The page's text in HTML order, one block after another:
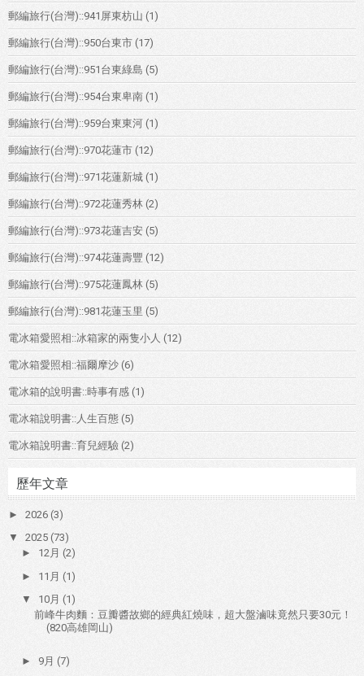
郵編旅行(台灣)::941屏東枋山 (1)
郵編旅行(台灣)::950台東市 (17)
郵編旅行(台灣)::951台東綠島 (5)
郵編旅行(台灣)::954台東卑南 (1)
郵編旅行(台灣)::959台東東河 (1)
郵編旅行(台灣)::970花蓮市 (12)
郵編旅行(台灣)::971花蓮新城 (1)
郵編旅行(台灣)::972花蓮秀林 (2)
郵編旅行(台灣)::973花蓮吉安 (5)
郵編旅行(台灣)::974花蓮壽豐 (12)
郵編旅行(台灣)::975花蓮鳳林 (5)
郵編旅行(台灣)::981花蓮玉里 (5)
電冰箱愛照相::冰箱家的兩隻小人 (12)
電冰箱愛照相::福爾摩沙 (6)
電冰箱的說明書::時事有感 (1)
電冰箱說明書::人生百態 (5)
電冰箱說明書::育兒經驗 (2)
歷年文章
► 2026 (3)
▼ 2025 (73)
► 12月 (2)
► 11月 (1)
▼ 10月 (1)
前峰牛肉麵：豆瓣醬故鄉的經典紅燒味，超大盤滷味竟然只要30元！
(820高雄岡山)
► 9月 (7)